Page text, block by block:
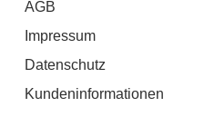
AGB
Impressum
Datenschutz
Kundeninformationen